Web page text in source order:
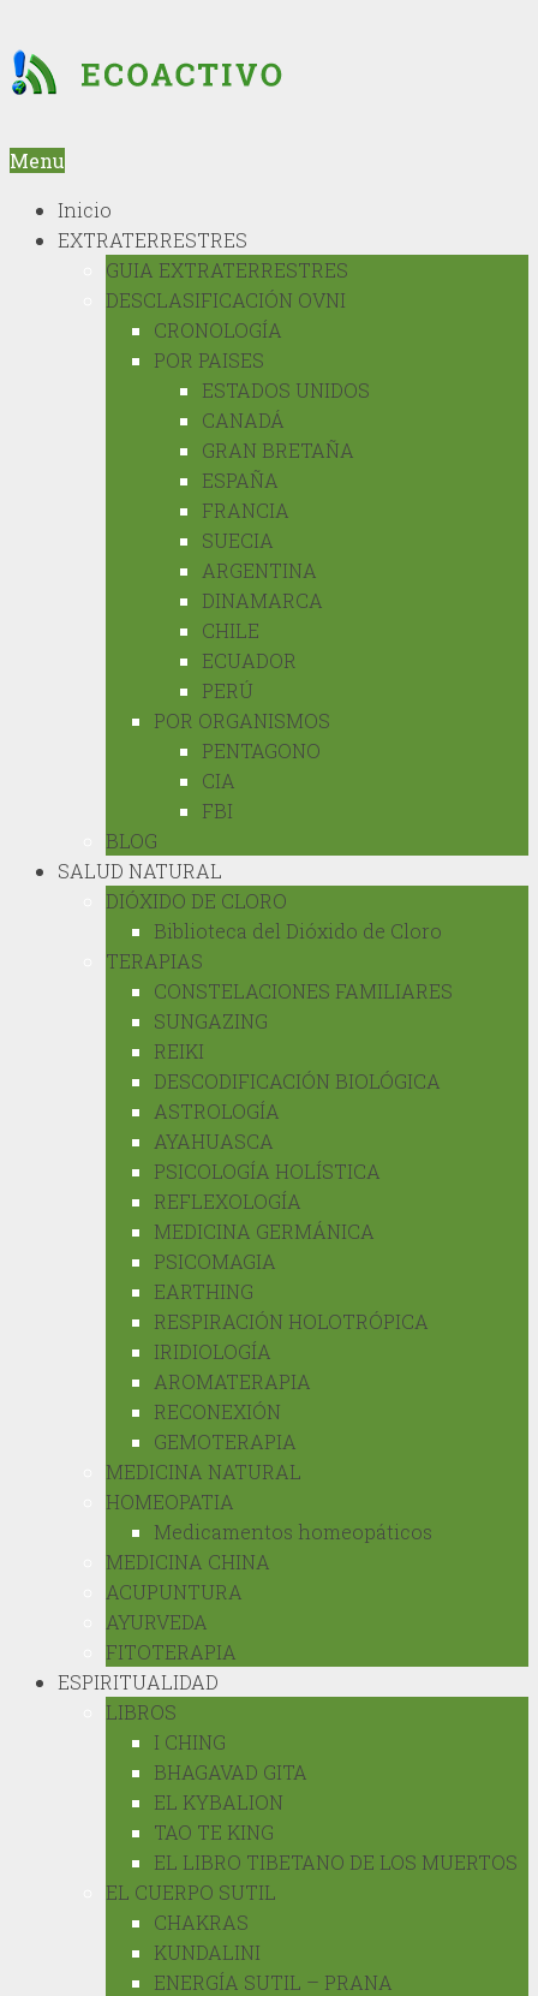
Menu
Inicio
EXTRATERRESTRES
GUIA EXTRATERRESTRES
DESCLASIFICACIÓN OVNI
CRONOLOGÍA
POR PAISES
ESTADOS UNIDOS
CANADÁ
GRAN BRETAÑA
ESPAÑA
FRANCIA
SUECIA
ARGENTINA
DINAMARCA
CHILE
ECUADOR
PERÚ
POR ORGANISMOS
PENTAGONO
CIA
FBI
BLOG
SALUD NATURAL
DIÓXIDO DE CLORO
Biblioteca del Dióxido de Cloro
TERAPIAS
CONSTELACIONES FAMILIARES
SUNGAZING
REIKI
DESCODIFICACIÓN BIOLÓGICA
ASTROLOGÍA
AYAHUASCA
PSICOLOGÍA HOLÍSTICA
REFLEXOLOGÍA
MEDICINA GERMÁNICA
PSICOMAGIA
EARTHING
RESPIRACIÓN HOLOTRÓPICA
IRIDIOLOGÍA
AROMATERAPIA
RECONEXIÓN
GEMOTERAPIA
MEDICINA NATURAL
HOMEOPATIA
Medicamentos homeopáticos
MEDICINA CHINA
ACUPUNTURA
AYURVEDA
FITOTERAPIA
ESPIRITUALIDAD
LIBROS
I CHING
BHAGAVAD GITA
EL KYBALION
TAO TE KING
EL LIBRO TIBETANO DE LOS MUERTOS
EL CUERPO SUTIL
CHAKRAS
KUNDALINI
ENERGÍA SUTIL – PRANA